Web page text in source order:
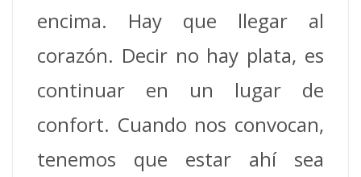
encima. Hay que llegar al
corazón. Decir no hay plata, es
continuar en un lugar de
confort. Cuando nos convocan,
tenemos que estar ahí sea